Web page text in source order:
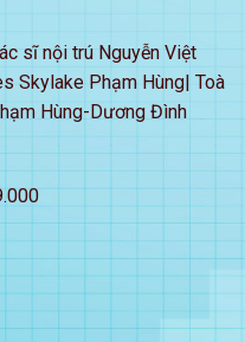
sĩ nội trú Nguyễn Việt
Skylake Phạm Hùng| Toà
Hùng-Dương Đình